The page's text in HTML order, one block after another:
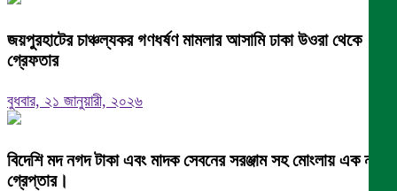
জয়পুরহাটের চাঞ্চল্যকর গণধর্ষণ মামলার আসামি ঢাকা উওরা থেকে
গ্রেফতার
বুধবার, ২১ জানুয়ারী, ২০২৬
বিদেশি মদ নগদ টাকা এবং মাদক সেবনের সরঞ্জাম সহ মোংলায় এক নারী
গ্রেপ্তার।